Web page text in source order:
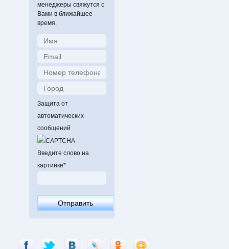
менеджеры свяжутся с
Вами в ближайшее
время.
Защита от
автоматических
сообщений
Введите слово на
картинке*